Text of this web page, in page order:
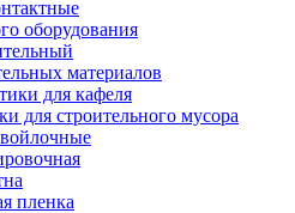
оборудования
материалов
для кафеля
для строительного мусора
пленка